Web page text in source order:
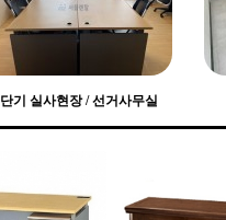
단기 실사현장 / 선거사무실